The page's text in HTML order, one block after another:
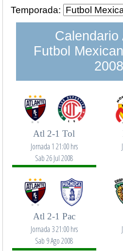
Temporada:
Calendario
Futbol
2008
Atl 2-1 Tol
Jornada 1 21:00 hrs
Sab 26 Jul 2008
Atl 2-1 Pac
Jornada 3 21:00 hrs
Sab 9 Ago 2008